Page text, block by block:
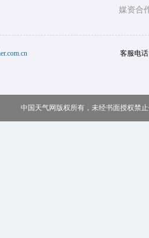
媒资合
客服电
中国天气网版权所有，未经书面授权